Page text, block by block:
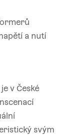
a nutí
v České
svým